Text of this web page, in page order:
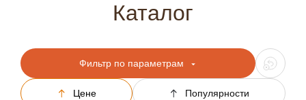
Каталог
Фильтр по параметрам
Цене Популярности